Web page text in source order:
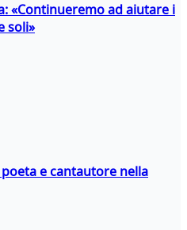
«Continueremo ad aiutare i
soli»
e cantautore nella